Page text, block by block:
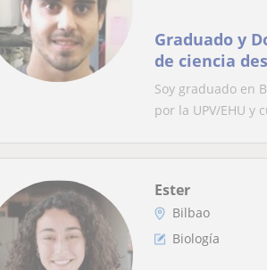
Graduado y
de ciencia
Soy graduado en
por la UPV/EHU y
Ester
Bilbao
Biología